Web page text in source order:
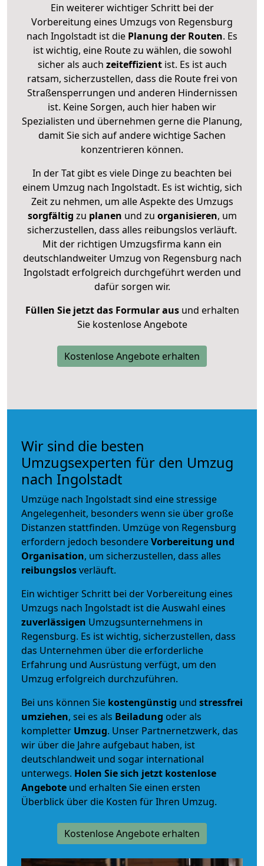
Ein weiterer wichtiger Schritt bei der
Vorbereitung eines Umzugs von Regensburg
nach Ingolstadt ist die Planung der Routen. Es
ist wichtig, eine Route zu wählen, die sowohl
sicher als auch zeiteffizientist. Es ist auch
ratsam, sicherzustellen, dass die Route frei von
Straßensperrungen und anderen Hindernissen
ist. Keine Sorgen, auch hier haben wir
Spezialisten und übernehmen gerne die Planung,
damit Sie sich auf andere wichtige Sachen
konzentrieren können.
In der Tat gibt es viele Dinge zu beachten bei
einem Umzug nach Ingolstadt. Es ist wichtig, sich
Zeit zu nehmen, um alle Aspekte des Umzugs
sorgfältig zu planen und zu organisieren, um
sicherzustellen, dass alles reibungslos verläuft.
Mit der richtigen Umzugsfirma kann ein
deutschlandweiter Umzug von Regensburg nach
Ingolstadt erfolgreich durchgeführt werden und
dafür sorgen wir.
Füllen Sie jetzt das Formular ausund erhalten
Sie kostenlose Angebote
Kostenlose Angebote erhalten
Wir sind die besten
Umzugsexperten für den Umzug
nach Ingolstadt
Umzüge nach Ingolstadt sind eine stressige
Angelegenheit, besonders wenn sie über große
Distanzen stattfinden. Umzüge von Regensburg
erfordern jedoch besondereVorbereitung und
Organisation, um sicherzustellen, dass alles
reibungslosverläuft.
Ein wichtiger Schritt bei der Vorbereitung eines
Umzugs nach Ingolstadt ist die Auswahl eines
zuverlässigen Umzugsunternehmens in
Regensburg. Es ist wichtig, sicherzustellen, dass
das Unternehmen über die erforderliche
Erfahrung und Ausrüstung verfügt, um den
Umzug erfolgreich durchzuführen.
Bei uns können Sie kostengünstig und stressfrei
umziehen, sei es als Beiladung oder als
kompletter Umzug. Unser Partnernetzwerk, das
wir über die Jahre aufgebaut haben, ist
deutschlandweit und sogar international
unterwegs. Holen Sie sich jetzt kostenlose
Angebote und erhalten Sie einen ersten
Überblick über die Kosten für Ihren Umzug.
Kostenlose Angebote erhalten